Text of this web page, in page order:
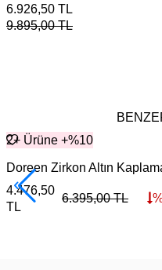
6.926,50 TL
9.895,00TL
2+ Ürüne +%10
Doreen Zirkon Altın
4.476,50
TL
6.395,00TL